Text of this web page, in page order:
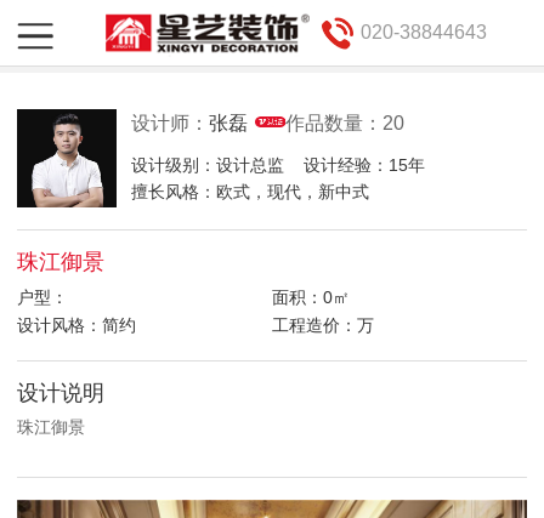
020-38844643
设计师： 张磊 作品数量：20
设计级别：设计总监
设计经验：15年
擅长风格：欧式，现代，新中式
珠江御景
户型：
面积：0㎡
设计风格：简约
工程造价：万
设计说明
珠江御景